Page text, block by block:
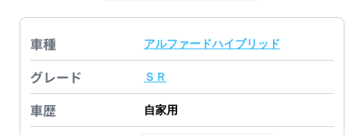
車種 アルファードハイブリッド
グレード ＳＲ
車歴 自家用